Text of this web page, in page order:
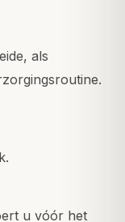
als
u vóór het